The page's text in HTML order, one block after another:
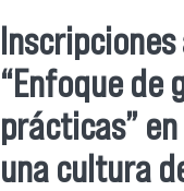
Se
“Enfoque de
prácticas”
una cultura